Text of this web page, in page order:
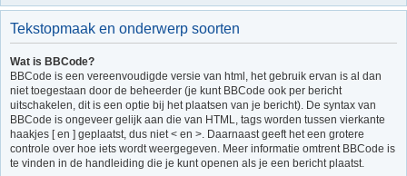
Tekstopmaak en onderwerp soorten
Wat is BBCode?
BBCode is een vereenvoudigde versie van html, het gebruik ervan is al dan
niet toegestaan door de beheerder (je kunt BBCode ook per bericht
uitschakelen, dit is een optie bij het plaatsen van je bericht). De syntax van
BBCode is ongeveer gelijk aan die van HTML, tags worden tussen vierkante
haakjes [ en ] geplaatst, dus niet < en >. Daarnaast geeft het een grotere
controle over hoe iets wordt weergegeven. Meer informatie omtrent BBCode is
te vinden in de handleiding die je kunt openen als je een bericht plaatst.